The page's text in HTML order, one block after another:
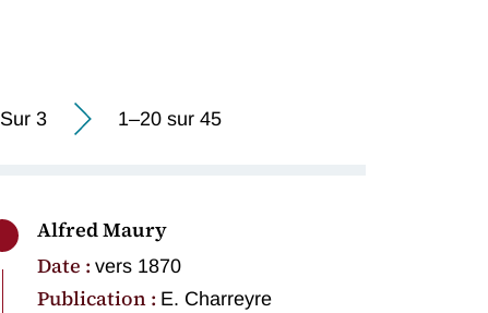
Sur 3 1–20 sur 45
Alfred Maury
Date :vers 1870
Publication : E. Charreyre